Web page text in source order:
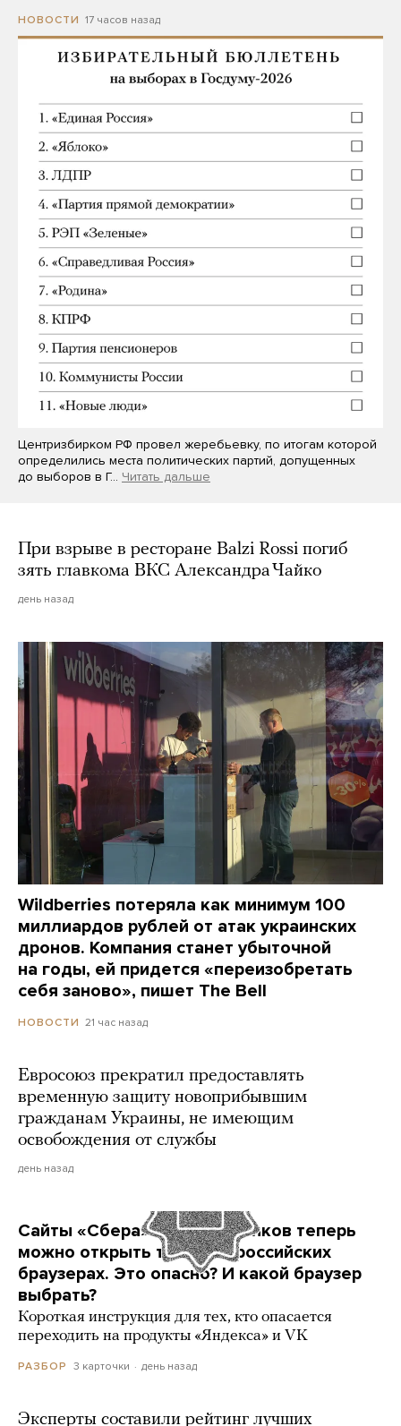
НОВОСТИ 17 часов назад
Центризбирком РФ провел жеребьевку, по итогам которой
определились места политических партий, допущенных
до выборов в Г… Читать дальше
При взрыве в ресторане Balzi Rossi погиб
зять главкома ВКС Александра Чайко
день назад
Wildberries потеряла как минимум 100
миллиардов рублей от атак украинских
дронов. Компания станет убыточной
на годы, ей придется «переизобретать
себя заново», пишет The Bell
НОВОСТИ 21 час назад
Евросоюз прекратил предоставлять
временную защиту новоприбывшим
гражданам Украины, не имеющим
освобождения от службы
день назад
Сайты «Сбера» и других банков теперь
можно открыть только в российских
браузерах. Это опасно? И какой браузер
выбрать?
Короткая инструкция для тех, кто опасается
переходить на продукты «Яндекса» и VK
РАЗБОР 3 карточки день назад
Эксперты составили рейтинг лучших